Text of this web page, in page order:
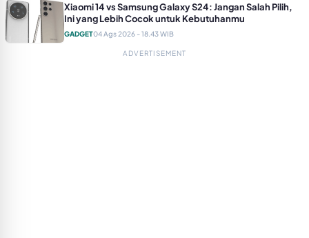
Xiaomi 14 vs Samsung Galaxy S24: Jangan Salah Pilih,
Ini yang Lebih Cocok untuk Kebutuhanmu
GADGET04 Ags 2026 - 18.43 WIB
ADVERTISEMENT